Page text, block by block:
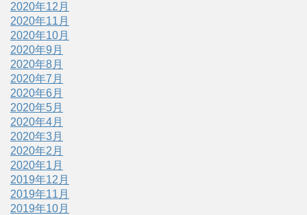
2020年12月
2020年11月
2020年10月
2020年9月
2020年8月
2020年7月
2020年6月
2020年5月
2020年4月
2020年3月
2020年2月
2020年1月
2019年12月
2019年11月
2019年10月